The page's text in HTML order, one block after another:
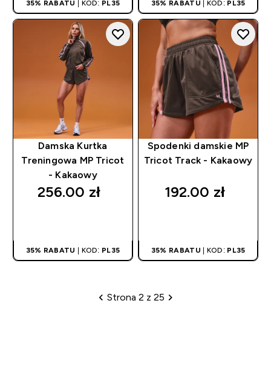
35% RABATU | KOD: PL35 35% RABATU | KOD: PL35
Damska Kurtka
Treningowa MP Tricot
- Kakaowy
256.00 zł‎
35% RABATU | KOD: PL35
Spodenki damskie MP
Tricot Track - Kakaowy
192.00 zł‎
35% RABATU | KOD: PL35
Paginacja
Strona 2 z 25